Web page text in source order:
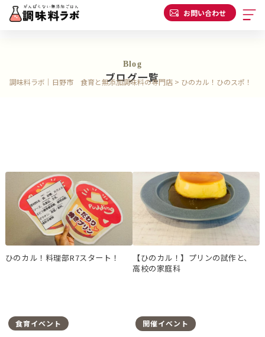
お問い合わせ
Blog
ブログ一覧
調味料ラボ｜日野市 食育と無添加調味料の専門店 > ひのカル！ひのスポ！
ひのカル！料理部R7スタート！
食育イベント
【ひのカル！】プリンの試作と、
高校の家庭科
開催イベント